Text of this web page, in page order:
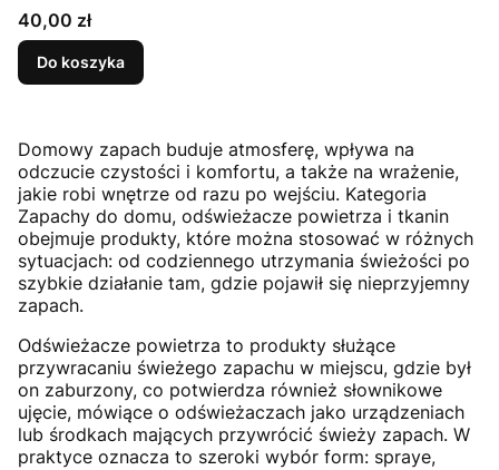
Cena
40,00 zł
Do koszyka
Domowy zapach buduje atmosferę, wpływa na
odczucie czystości i komfortu, a także na wrażenie,
jakie robi wnętrze od razu po wejściu. Kategoria
Zapachy do domu, odświeżacze powietrza i tkanin
obejmuje produkty, które można stosować w różnych
sytuacjach: od codziennego utrzymania świeżości po
szybkie działanie tam, gdzie pojawił się nieprzyjemny
zapach.
Odświeżacze powietrza to produkty służące
przywracaniu świeżego zapachu w miejscu, gdzie był
on zaburzony, co potwierdza również słownikowe
ujęcie, mówiące o odświeżaczach jako urządzeniach
lub środkach mających przywrócić świeży zapach. W
praktyce oznacza to szeroki wybór form: spraye,